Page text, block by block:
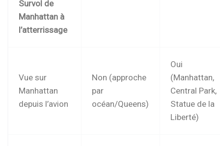
Survol de
Manhattan à
l’atterrissage
Vue sur
Manhattan
depuis l’avion
Non (approche
par
océan/Queens)
Oui
(Manhattan,
Central Park,
Statue de la
Liberté)